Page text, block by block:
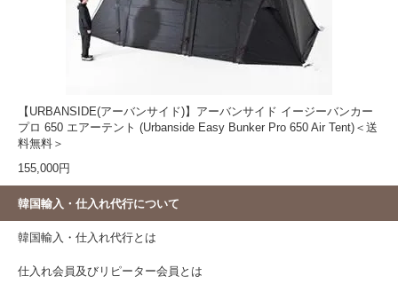
【URBANSIDE(アーバンサイド)】アーバンサイド イージーバンカー
プロ 650 エアーテント (Urbanside Easy Bunker Pro 650 Air Tent)＜送
料無料＞
155,000円
韓国輸入・仕入れ代行について
韓国輸入・仕入れ代行とは
仕入れ会員及びリピーター会員とは